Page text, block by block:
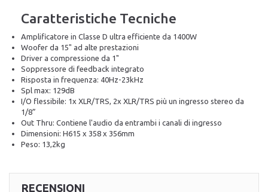
Caratteristiche Tecniche
Amplificatore in Classe D ultra efficiente da 1400W
Woofer da 15" ad alte prestazioni
Driver a compressione da 1"
Soppressore di feedback integrato
Risposta in frequenza: 40Hz-23kHz
Spl max: 129dB
I/O flessibile: 1x XLR/TRS, 2x XLR/TRS più un ingresso stereo da
1/8”
Out Thru: Contiene l'audio da entrambi i canali di ingresso
Dimensioni: H615 x 358 x 356mm
Peso: 13,2kg
RECENSIONI